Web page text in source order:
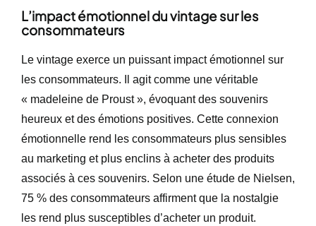
L’impact émotionnel du vintage sur les
consommateurs
Le vintage exerce un puissant impact émotionnel sur
les consommateurs. Il agit comme une véritable
« madeleine de Proust », évoquant des souvenirs
heureux et des émotions positives. Cette connexion
émotionnelle rend les consommateurs plus sensibles
au marketing et plus enclins à acheter des produits
associés à ces souvenirs. Selon une étude de Nielsen,
75 % des consommateurs affirment que la nostalgie
les rend plus susceptibles d’acheter un produit.